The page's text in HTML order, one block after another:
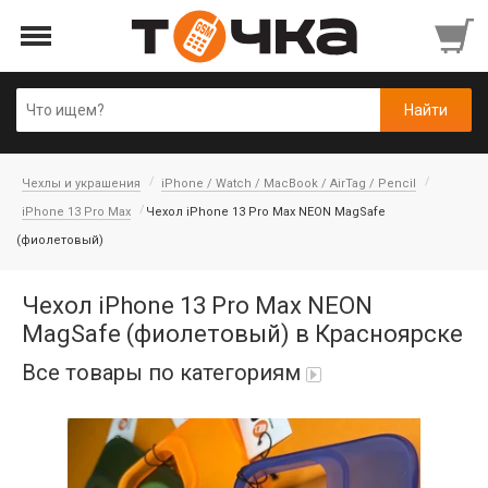
Чехлы и украшения
iPhone / Watch / MacBook / AirTag / Pencil
iPhone 13 Pro Max
Чехол iPhone 13 Pro Max NEON MagSafe
(фиолетовый)
Чехол iPhone 13 Pro Max NEON
MagSafe (фиолетовый) в Красноярске
Все товары по категориям
Автопарфюм
Аккумуляторы портативные